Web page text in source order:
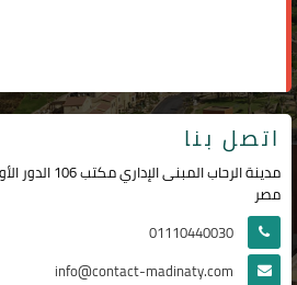
اتصل بنا
مدينة الرحاب
مصر
01110440030
info@contact-madinaty.com